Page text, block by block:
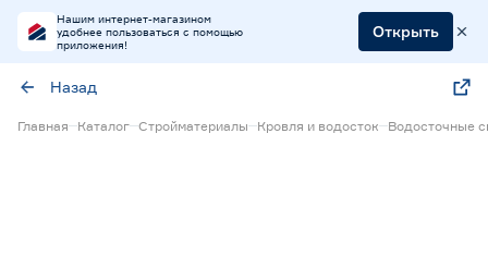
Нашим интернет-магазином
удобнее пользоваться с помощью
приложения!
Открыть
Назад
Главная Каталог Стройматериалы Кровля и водосток Водосточные